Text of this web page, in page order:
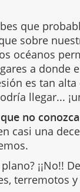
que
sobre
océanos
a donde
es tan
llegar...
no
casi una
plano? ¡¡No!!
terremotos